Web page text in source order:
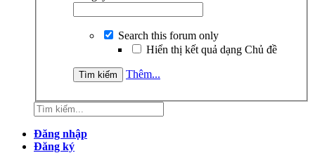
Search this forum only
Hiển thị kết quả dạng Chủ đề
Thêm...
Đăng nhập
Đăng ký